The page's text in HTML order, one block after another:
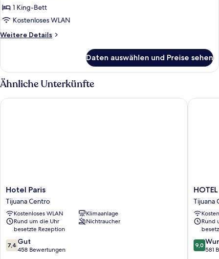
1 King-Bett
Kostenloses WLAN
Weitere Details
Weitere
Zimmer
Daten auswählen und Preise sehen
Ähnliche Unterkünfte
Hotel
Paris
Tijuana
Centro
Hotel Paris
Tijuana Centro
Kostenloses WLAN
Klimaanlage
Rund um die Uhr
besetzte Rezeption
Nichtraucher
7.4
von
7,4 Gut
458 Bewertungen
Hotel Paris
HOTEL
KAYE8
Tijuana
Centro
Tijuana
Rund
9.0
von
9,0
581
HOTEL